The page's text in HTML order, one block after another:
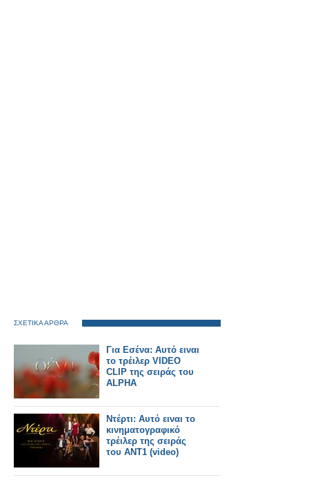
ΣΧΕΤΙΚΑ ΑΡΘΡΑ
Για Εσένα: Αυτό ειναι
το τρέιλερ VIDEO
CLIP της σειράς του
ALPHA
Ντέρτι: Αυτό ειναι το
κινηματογραφικό
τρέιλερ της σειράς
του ΑΝΤ1 (video)